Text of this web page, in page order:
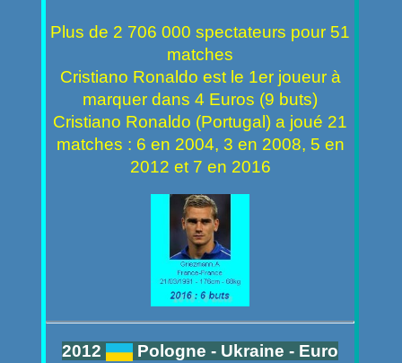
Plus de 2 706 000 spectateurs pour 51
matches
Cristiano Ronaldo est le 1er joueur à
marquer dans 4 Euros (9 buts)
Cristiano Ronaldo (Portugal) a joué 21
matches : 6 en 2004, 3 en 2008, 5 en
2012 et 7 en 2016
2012
Pologne - Ukraine - Euro